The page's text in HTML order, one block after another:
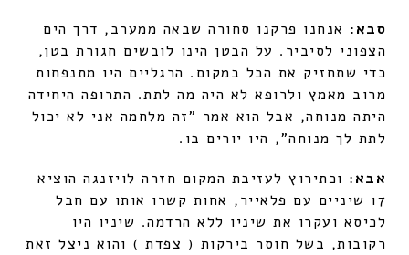
סבא: אנחנו פרקנו סחורה שבאה ממערב, דרך הים
הצפוני לסיביר. על הבטן הינו לובשים חגורת בטן,
כדי שתחזיק את הכל במקום. הרגליים היו מתנפחות
מרוב מאמץ ולרופא לא היה מה לתת. התרופה היחידה
היתה מנוחה, אבל הוא אמר "זה מלחמה אני לא יכול
לתת לך מנוחה", היו יורים בו.
אבא: וכתירוץ לעזיבת המקום חזרה לויזנגה הוציא
17 שיניים עם פלאייר, אחות קשרו אותו עם חבל
לכיסא ועקרו את שיניו ללא הרדמה. שיניו היו
רקובות, בשל חוסר בירקות ( צפדת ) והוא ניצל זאת